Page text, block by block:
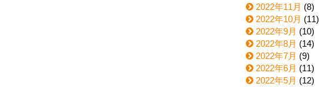
2022年11月 (8)
2022年10月 (11)
2022年9月 (10)
2022年8月 (14)
2022年7月 (9)
2022年6月 (11)
2022年5月 (12)